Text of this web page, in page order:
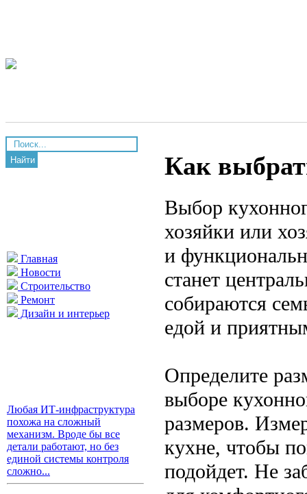
Найти
Главная
Новости
Строительство
Ремонт
Дизайн и интерьер
Любая ИТ-инфраструктура
похожа на сложный
механизм. Вроде бы все
детали работают, но без
единой системы контроля
сложно...
Как
Выбор
хозяйки или
и
станет
собираются
едой и
Определите
выборе
размеров.
кухне, чтобы
подойдет. Не